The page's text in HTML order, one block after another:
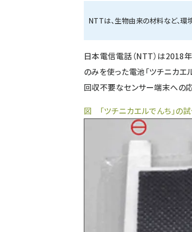
NTTは、生物由来の材料など、環
日本電信電話（NTT）は2018
のみを使った電池「ツチニカエ
回収不要なセンサー端末への
図 「ツチニカエルでんち」の